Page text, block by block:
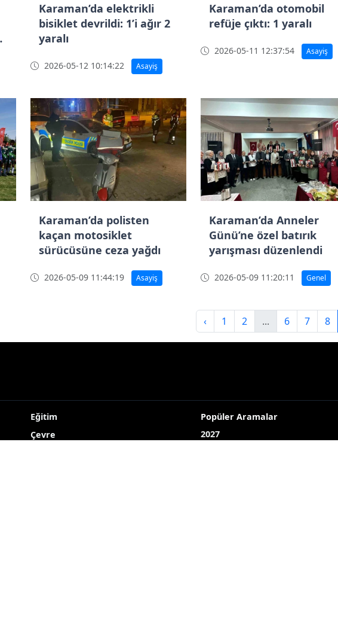
Karaman’da elektrikli
bisiklet devrildi: 1’i ağır 2
yaralı
2026-05-12 10:14:22 Asayiş
Karaman’da otomobil
refüje çıktı: 1 yaralı
2026-05-11 12:37:54 Asayiş
Karaman’da polisten
kaçan motosiklet
sürücüsüne ceza yağdı
2026-05-09 11:44:19 Asayiş
Karaman’da Anneler
Günü’ne özel batırık
yarışması düzenlendi
2026-05-09 11:20:11 Genel
‹ 1 2 ... 6 7 8
Eğitim
Çevre
Popüler Aramalar
2027